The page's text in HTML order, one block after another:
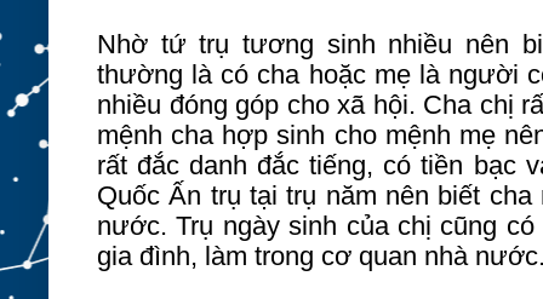
Nhờ tứ trụ tương sinh nhiều nên
thường là có cha hoặc mẹ là người
nhiều đóng góp cho xã hội. Cha chị
mệnh cha hợp sinh cho mệnh mẹ
rất đắc danh đắc tiếng, có tiền bạc
Quốc Ấn trụ tại trụ năm nên biết
nước. Trụ ngày sinh của chị cũng
gia đình, làm trong cơ quan nhà